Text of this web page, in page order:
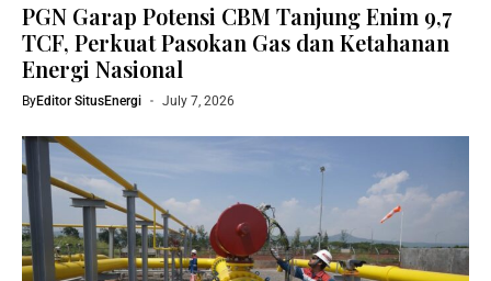
PGN Garap Potensi CBM Tanjung Enim 9,7
TCF, Perkuat Pasokan Gas dan Ketahanan
Energi Nasional
ByEditor SitusEnergi July 7, 2026